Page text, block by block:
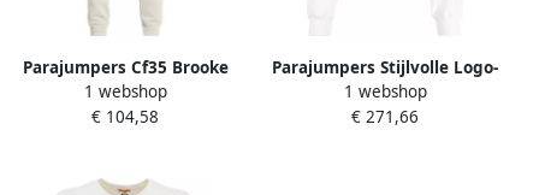
Parajumpers Cf35 Brooke
Dames Joggingbroek OFF
White 505 White Dames
1 webshop
€ 104,58
Parajumpers Stijlvolle Logo-
Print Lichtgewicht Jas
White Dames
1 webshop
€ 271,66